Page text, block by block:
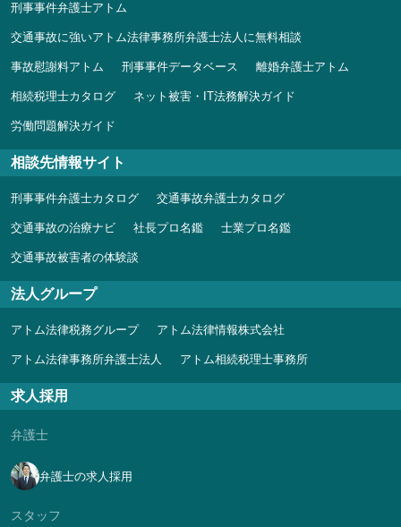
刑事事件弁護士アトム
交通事故に強いアトム法律事務所弁護士法人に無料相談
事故慰謝料アトム 刑事事件データベース 離婚弁護士アトム
相続税理士カタログ ネット被害・IT法務解決ガイド
労働問題解決ガイド
相談先情報サイト
刑事事件弁護士カタログ 交通事故弁護士カタログ
交通事故の治療ナビ 社長プロ名鑑 士業プロ名鑑
交通事故被害者の体験談
法人グループ
アトム法律税務グループ アトム法律情報株式会社
アトム法律事務所弁護士法人 アトム相続税理士事務所
求人採用
弁護士
弁護士の求人採用
スタッフ